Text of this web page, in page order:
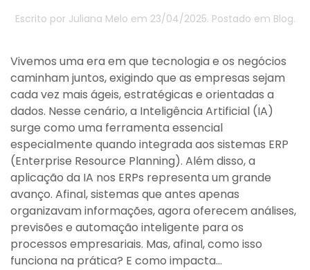
Escrito por Juliana Melo em 23/04/2025. Postado em Blog.
Vivemos uma era em que tecnologia e os negócios
caminham juntos, exigindo que as empresas sejam
cada vez mais ágeis, estratégicas e orientadas a
dados. Nesse cenário, a Inteligência Artificial (IA)
surge como uma ferramenta essencial
especialmente quando integrada aos sistemas ERP
(Enterprise Resource Planning). Além disso, a
aplicação da IA nos ERPs representa um grande
avanço. Afinal, sistemas que antes apenas
organizavam informações, agora oferecem análises,
previsões e automação inteligente para os
processos empresariais. Mas, afinal, como isso
funciona na prática? E como impacta...